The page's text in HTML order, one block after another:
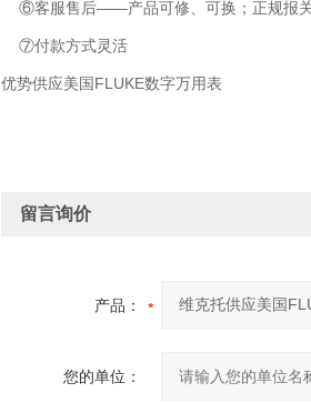
⑥客服售后——产品可修、可换；正规报关
⑦付款方式灵活
优势供应美国FLUKE数字万用表
留言询价
产品：
您的单位：